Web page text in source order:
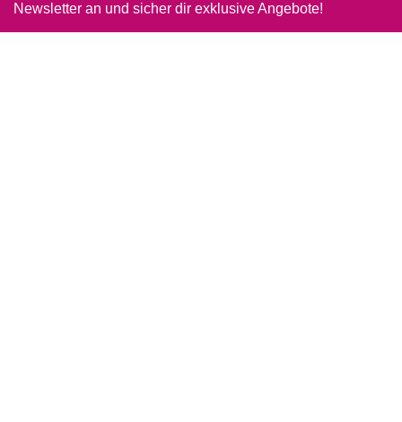
Newsletter an und sicher dir exklusive Angebote!